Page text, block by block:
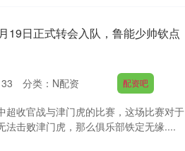
19日正式转会入队，鲁能少帅钦点
分类： N配资 配资吧
超收官战与津门虎的比赛，这场比赛对于
击败津门虎，那么俱乐部铁定无缘....